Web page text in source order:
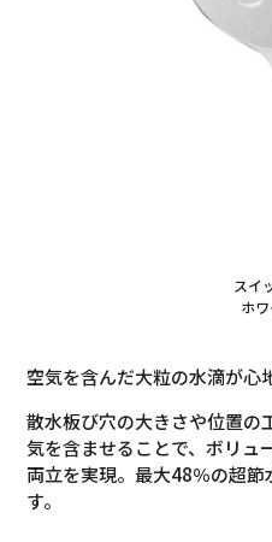
スイ
ホ
空気を含んだ大粒の水滴が心
散水板び穴の大きさや位置の
気を含ませることで、ボリュ
両立を実現。最大48％の超
す。